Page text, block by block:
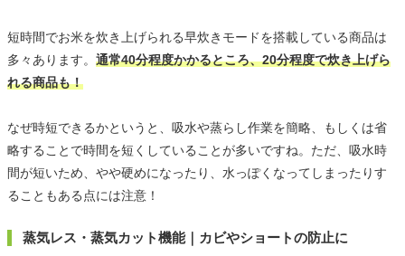
短時間でお米を炊き上げられる早炊きモードを搭載している商品は
多々あります。 通常40分程度かかるところ、20分程度で炊き上げら
れる商品も！
なぜ時短できるかというと、吸水や蒸らし作業を簡略、もしくは省
略することで時間を短くしていることが多いですね。ただ、吸水時
間が短いため、やや硬めになったり、水っぽくなってしまったりす
ることもある点には注意！
蒸気レス・蒸気カット機能｜カビやショートの防止に